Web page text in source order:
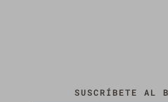
SUSCRÍBETE AL